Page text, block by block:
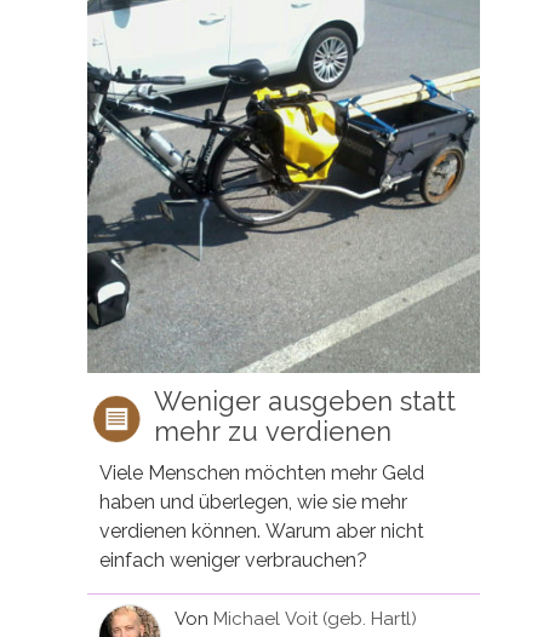
Weniger ausgeben statt
mehr zu verdienen
Viele Menschen möchten mehr Geld
haben und überlegen, wie sie mehr
verdienen können. Warum aber nicht
einfach weniger verbrauchen?
Von Michael Voit (geb. Hartl)